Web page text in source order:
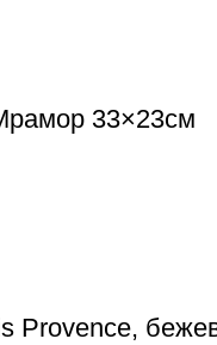
33×23см
Provence,